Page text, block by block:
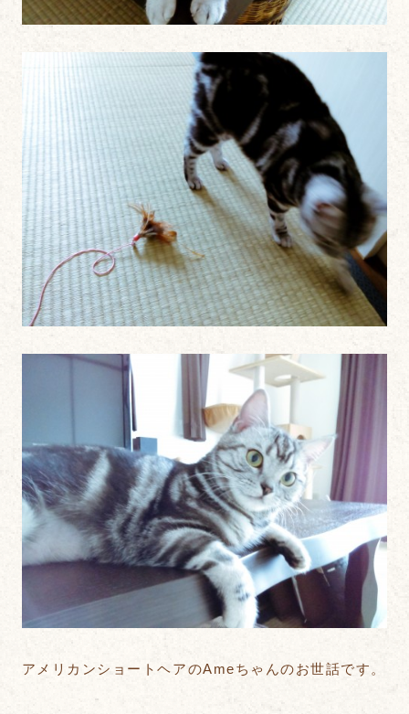
アメリカンショートヘアのAmeちゃんのお世話です。